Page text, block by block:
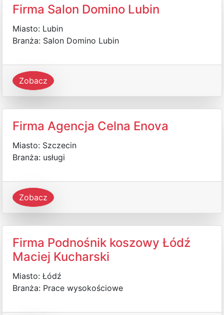
Firma Salon Domino Lubin
Miasto: Lubin
Branża: Salon Domino Lubin
Zobacz
Firma Agencja Celna Enova
Miasto: Szczecin
Branża: usługi
Zobacz
Firma Podnośnik koszowy Łódź
Maciej Kucharski
Miasto: Łódź
Branża: Prace wysokościowe